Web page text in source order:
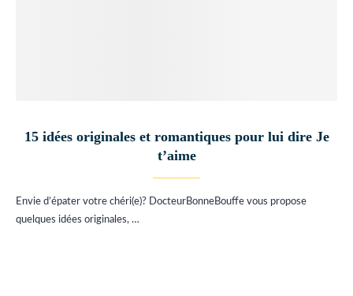
15 idées originales et romantiques pour lui dire Je
t’aime
Envie d’épater votre chéri(e)? DocteurBonneBouffe vous propose
quelques idées originales, …